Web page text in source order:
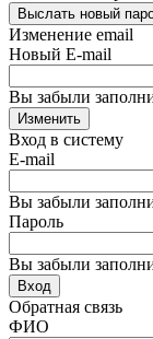
Выслать новый
Изменение email
Новый E-mail
Вы забыли
Изменить
Вход в систему
E-mail
Вы забыли
Пароль
Вы забыли
Вход
Обратная связь
ФИО